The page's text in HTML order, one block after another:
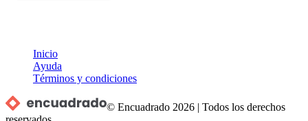
Inicio
Ayuda
Términos y condiciones
© Encuadrado 2026 |Todos los derechos